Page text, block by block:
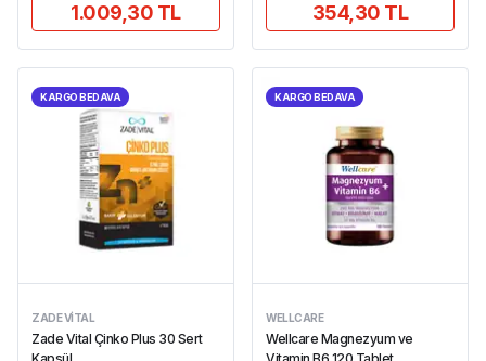
1.009,30 TL 354,30 TL
KARGO BEDAVA
ZADE VITAL
Zade Vital Çinko Plus 30 Sert
KARGO BEDAVA
WELLCARE
Wellcare Magnezyum ve